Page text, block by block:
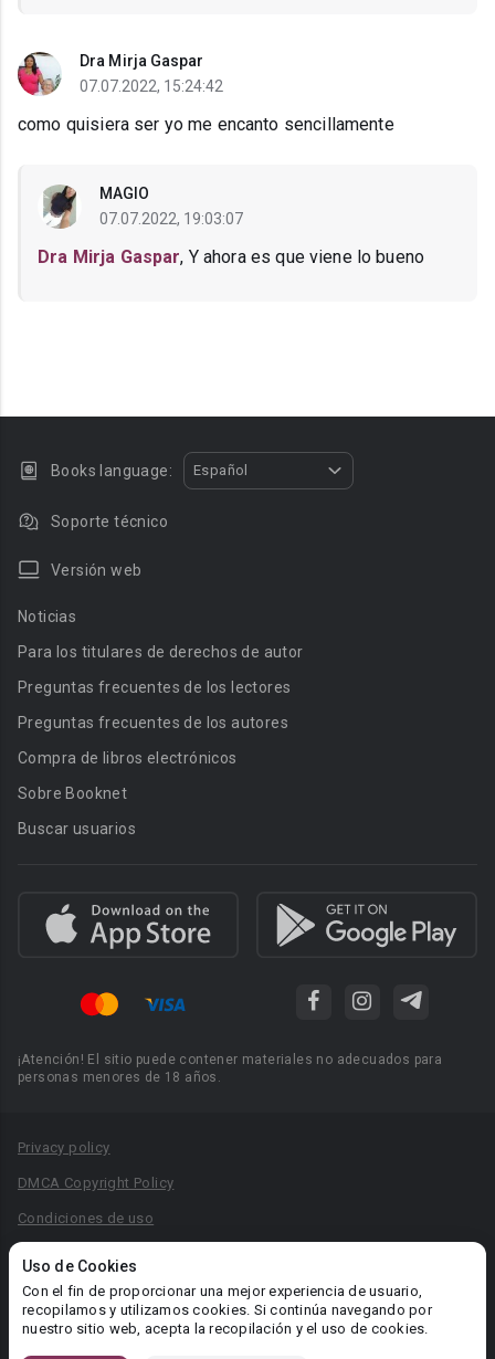
Dra Mirja Gaspar
07.07.2022, 15:24:42
como quisiera ser yo me encanto sencillamente
MAGIO
07.07.2022, 19:03:07
Dra Mirja Gaspar, Y ahora es que viene lo bueno
Uso de Cookies
Con el fin de proporcionar una mejor experiencia de usuario,
recopilamos y utilizamos cookies. Si continúa navegando por
nuestro sitio web, acepta la recopilación y el uso de cookies.
Books language: Español
Soporte técnico
Versión web
Noticias
Para los titulares de derechos de autor
Preguntas frecuentes de los lectores
Preguntas frecuentes de los autores
Compra de libros electrónicos
Sobre Booknet
Buscar usuarios
¡Atención! El sitio puede contener materiales no adecuados para
personas menores de 18 años.
Privacy policy
DMCA Copyright Policy
Condiciones de uso
Reglas para la publicación de libros
Área RR.PP.: pr@booknet.com